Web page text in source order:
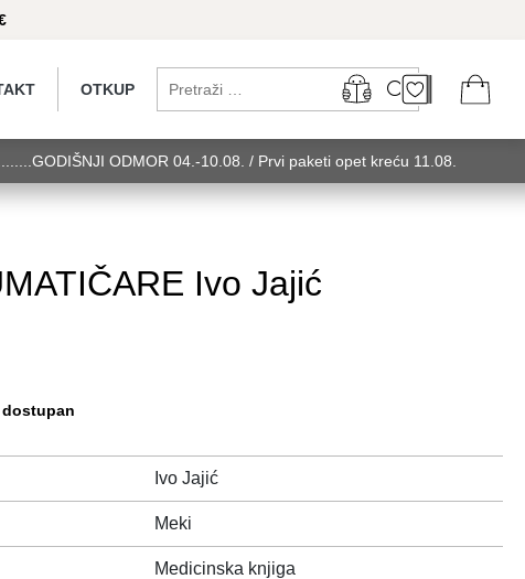
OTKUP
ODMOR 04.-10.08. / Prvi paketi opet kreću 11.08.
utorak........GODIŠNJI ODMOR 04.-10.08. / Prvi paketi opet kreću
11.08. utorak........GODIŠNJI ODMOR 0
Ivo Jajić
Ivo Jajić
Meki
Medicinska knjiga